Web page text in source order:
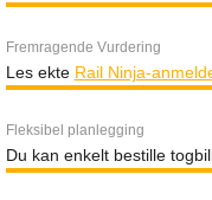
Fremragende Vurdering
Les ekte Rail Ninja-
Fleksibel planlegging
Du kan enkelt bestille